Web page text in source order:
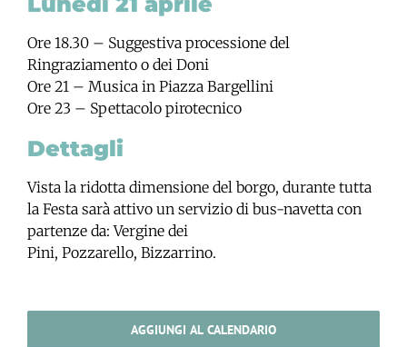
Ore 18.30 – Suggestiva processione del
Ringraziamento o dei Doni
Ore 21 – Musica in Piazza Bargellini
Ore 23 – Spettacolo pirotecnico
Dettagli
Vista la ridotta dimensione del borgo, durante tutta
la Festa sarà attivo un servizio di bus-navetta con
partenze da: Vergine dei
Pini, Pozzarello, Bizzarrino.
AGGIUNGI AL CALENDARIO